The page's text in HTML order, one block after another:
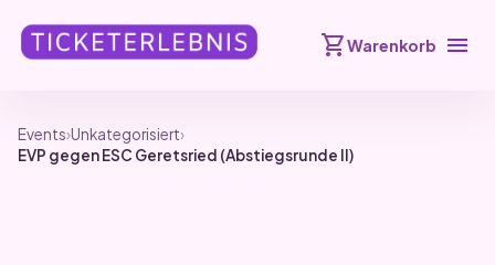
shopping_cartWarenkorb menu
Events›Unkategorisiert›
EVP gegen ESC Geretsried (Abstiegsrunde II)